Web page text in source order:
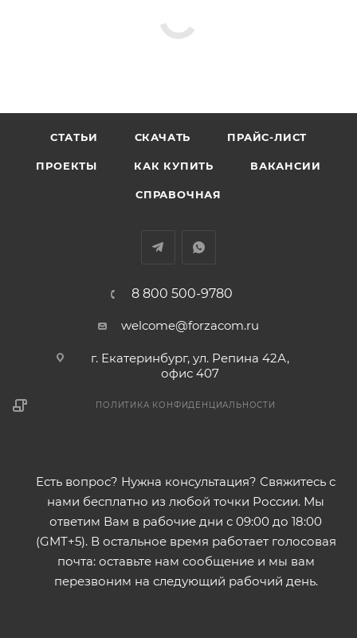
СТАТЬИ СКАЧАТЬ ПРАЙС-ЛИСТ
ПРОЕКТЫ КАК КУПИТЬ ВАКАНСИИ
СПРАВОЧНАЯ
8 800 500-9780
welcome@forzacom.ru
г. Екатеринбург, ул. Репина 42А,
офис 407
ПОЛИТИКА КОНФИДЕНЦИАЛЬНОСТИ
Есть вопрос? Нужна консультация? Свяжитесь с
нами бесплатно из любой точки России. Мы
ответим Вам в рабочие дни с 09:00 до 18:00
(GMT+5). В остальное время работает голосовая
почта: оставьте нам сообщение и мы вам
перезвоним на следующий рабочий день.